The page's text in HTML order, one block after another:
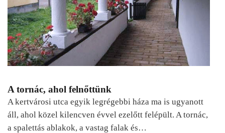
A tornác, ahol felnőttünk
A kertvárosi utca egyik legrégebbi háza ma is ugyanott
áll, ahol közel kilencven évvel ezelőtt felépült. A tornác,
a spalettás ablakok, a vastag falak és…